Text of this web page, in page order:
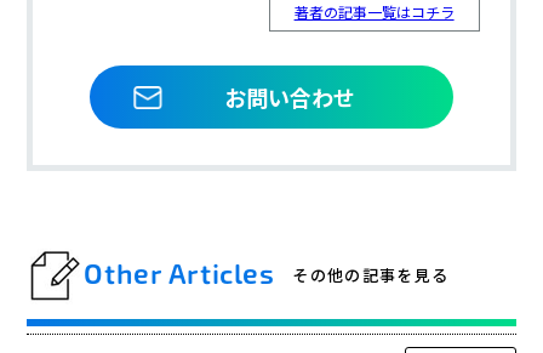
著者の記事一覧はコチラ
お問い合わせ
Other Articles その他の記事を見る